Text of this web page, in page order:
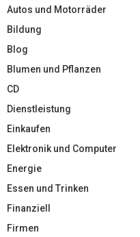
Autos und Motorräder
Bildung
Blog
Blumen und Pflanzen
CD
Dienstleistung
Einkaufen
Elektronik und Computer
Energie
Essen und Trinken
Finanziell
Firmen